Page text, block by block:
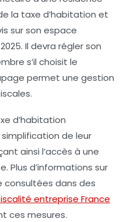
la taxe d’habitation et
sur son espace
Il devra régler son
s’il choisit le
permet une gestion
d’habitation
de leur
ainsi l’accès à une
Plus d’informations sur
dans des
entreprise France
ces mesures.